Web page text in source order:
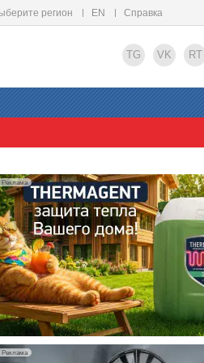
регион EN Справка
TG VK RT
Реклама
Реклама